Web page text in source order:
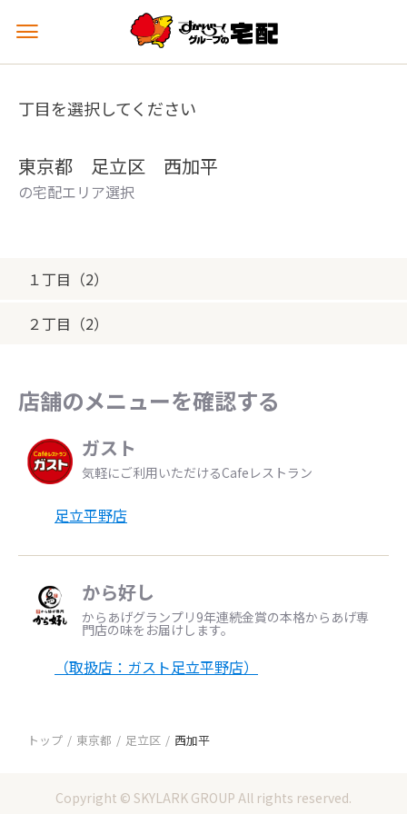
メ
ュ
を
丁目を選択してください
東京都 足立区 西加平
の宅配エリア選択
１丁目（2）
２丁目（2）
店舗のメニューを確認する
ガスト
気軽にご利用いただけるCafeレストラン
足立平野店
から好し
からあげグランプリ9年連続金賞の本格からあげ専
門店の味をお届けします。
（取扱店：ガスト足立平野店）
トップ 東京都 足立区 西加平
Copyright © SKYLARK GROUP All rights reserved.